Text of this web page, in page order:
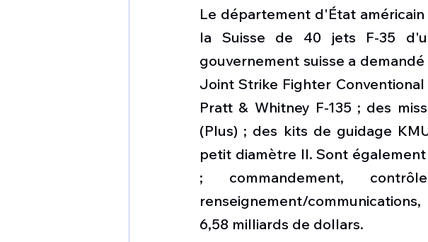
Le département d'État
la Suisse de 40 jets F-35
gouvernement suisse a
Joint Strike Fighter
Pratt & Whitney F-135 ; des
(Plus) ; des kits de guidage
petit diamètre II. Sont
; commandement,
renseignement/
6,58 milliards de dollars.